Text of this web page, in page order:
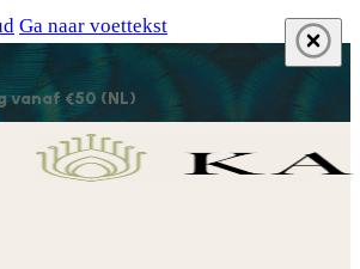
Ga naar voettekst
vanaf €50 (NL)